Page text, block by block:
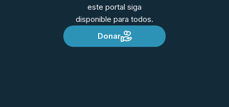
este portal siga
disponible para todos.
Donar